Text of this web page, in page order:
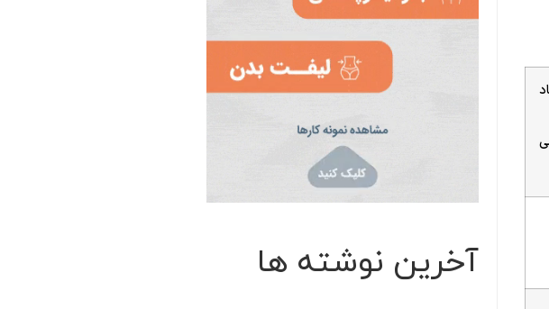
آخرین نوشته ها